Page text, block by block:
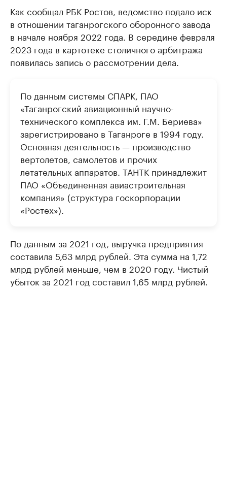
Как сообщал РБК Ростов, ведомство подало иск
в отношении таганрогского оборонного завода
в начале ноября 2022 года. В середине февраля
2023 года в картотеке столичного арбитража
появилась запись о рассмотрении дела.
По данным системы СПАРК, ПАО
«Таганрогский авиационный научно-
технического комплекса им. Г.М. Бериева»
зарегистрировано в Таганроге в 1994 году.
Основная деятельность — производство
вертолетов, самолетов и прочих
летательных аппаратов. ТАНТК принадлежит
ПАО «Объединенная авиастроительная
компания» (структура госкорпорации
«Ростех»).
По данным за 2021 год, выручка предприятия
составила 5,63 млрд рублей. Эта сумма на 1,72
млрд рублей меньше, чем в 2020 году. Чистый
убыток за 2021 год составил 1,65 млрд рублей.